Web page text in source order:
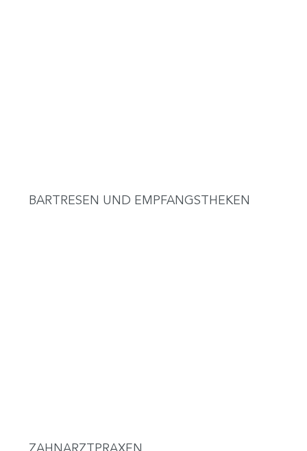
BARTRESEN UND EMPFANGSTHEKEN